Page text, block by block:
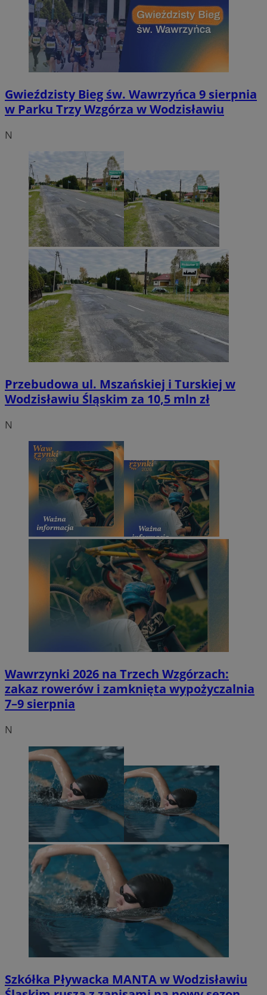
Gwieździsty Bieg św. Wawrzyńca 9 sierpnia
w Parku Trzy Wzgórza w Wodzisławiu
N
Przebudowa ul. Mszańskiej i Turskiej w
Wodzisławiu Śląskim za 10,5 mln zł
N
Wawrzynki 2026 na Trzech Wzgórzach:
zakaz rowerów i zamknięta wypożyczalnia
7–9 sierpnia
N
Szkółka Pływacka MANTA w Wodzisławiu